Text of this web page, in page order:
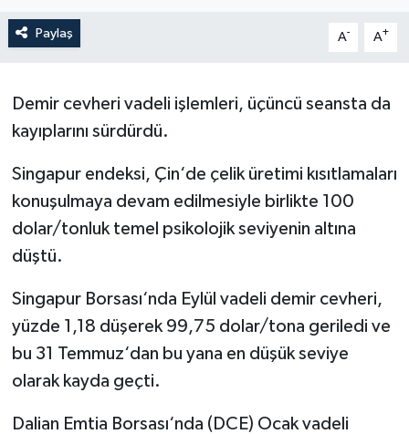
Paylaş A- A+
Demir cevheri vadeli işlemleri, üçüncü seansta da
kayıplarını sürdürdü.
Singapur endeksi, Çin‘de çelik üretimi kısıtlamaları
konuşulmaya devam edilmesiyle birlikte 100
dolar/tonluk temel psikolojik seviyenin altına
düştü.
Singapur Borsası‘nda Eylül vadeli demir cevheri,
yüzde 1,18 düşerek 99,75 dolar/tona geriledi ve
bu 31 Temmuz‘dan bu yana en düşük seviye
olarak kayda geçti.
Dalian Emtia Borsası‘nda (DCE) Ocak vadeli